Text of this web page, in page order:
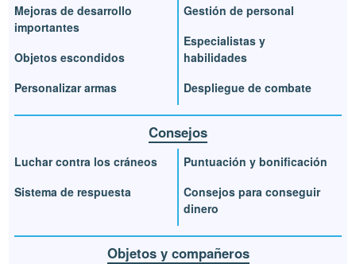
Mejoras de desarrollo
importantes
Objetos escondidos
Personalizar armas
Gestión de personal
Especialistas y
habilidades
Despliegue de combate
Consejos
Luchar contra los cráneos
Sistema de respuesta
Puntuación y bonificación
Consejos para conseguir
dinero
Objetos y compañeros